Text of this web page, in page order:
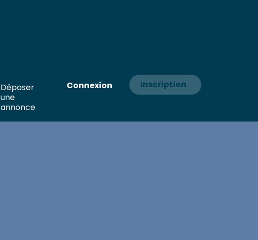
Connexion Inscription
Déposer
une
annonce